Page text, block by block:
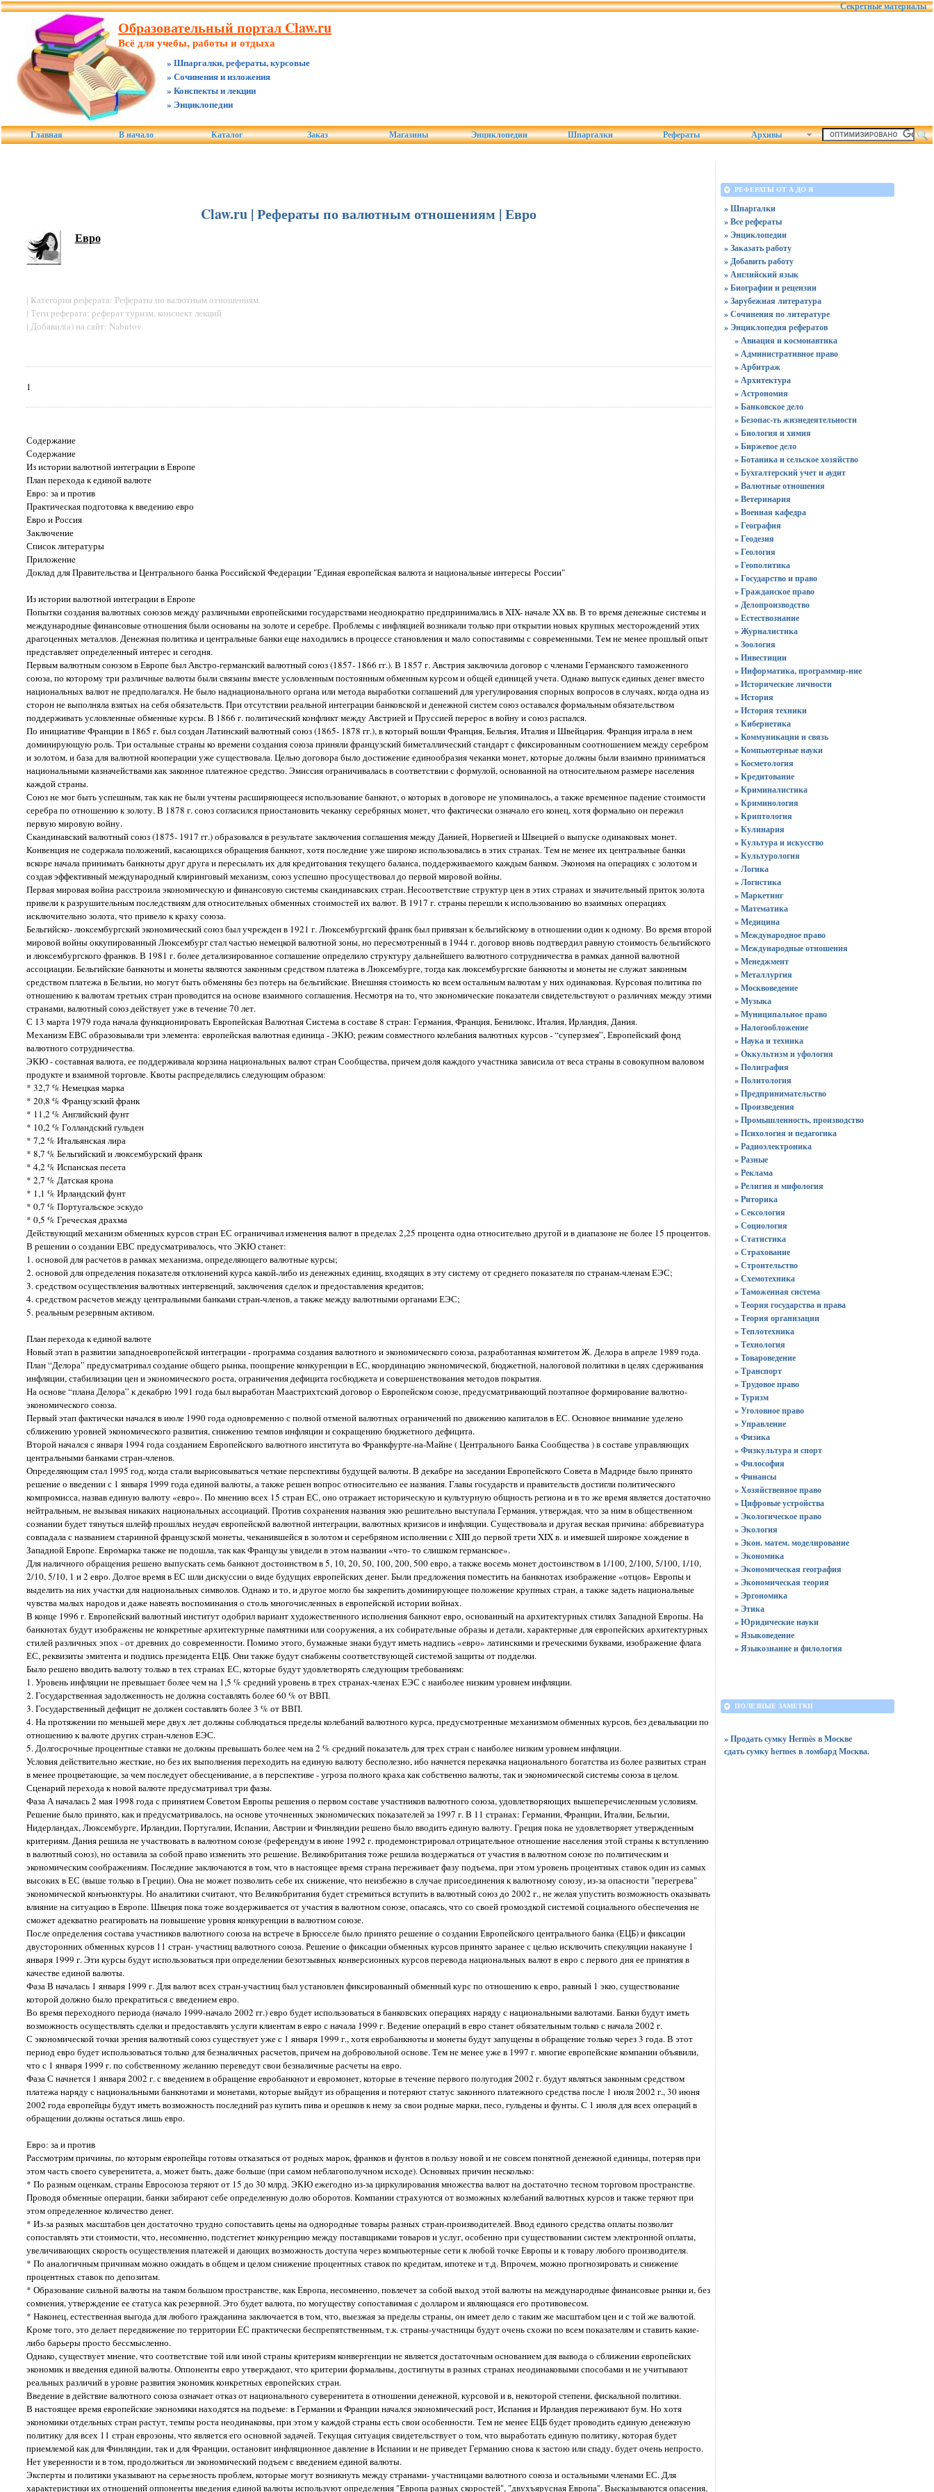
Секретные материалы
Образовательный портал Claw.ru
Всё для учебы, работы и отдыха
» Шпаргалки, рефераты, курсовые
» Сочинения и изложения
» Конспекты и лекции
» Энциклопедии
Главная В начало Каталог Заказ Магазины Энциклопедии Шпаргалки Рефераты Архивы
Claw.ru | Рефераты по валютным отношениям | Евро
Евро
| Категория реферата: Рефераты по валютным отношениям
| Теги реферата: реферат туризм, конспект лекций
| Добавил(а) на сайт: Nabutov.
1
Содержание
Содержание
Из истории валютной интеграции в Европе
План перехода к единой валюте
Евро: за и против
Практическая подготовка к введению евро
Евро и Россия
Заключение
Список литературы
Приложениe
Доклад для Правительства и Центрального банка Российской Федерации "Единая европейская валюта и национальные интересы России"
Из истории валютной интеграции в Европе
Попытки создания валютных союзов между различными европейскими государствами неоднократно предпринимались в XIX- начале XX вв. В то время денежные системы и
международные финансовые отношения были основаны на золоте и серебре. Проблемы с инфляцией возникали только при открытии новых крупных месторождений этих
драгоценных металлов. Денежная политика и центральные банки еще находились в процессе становления и мало сопоставимы с современными. Тем не менее прошлый опыт
представляет определенный интерес и сегодня.
Первым валютным союзом в Европе был Австро-германский валютный союз (1857- 1866 гг.). В 1857 г. Австрия заключила договор с членами Германского таможенного
союза, по которому три различные валюты были связаны вместе условленным постоянным обменным курсом и общей единицей учета. Однако выпуск единых денег вместо
национальных валют не предполагался. Не было наднационального органа или метода выработки соглашений для урегулирования спорных вопросов в случаях, когда одна из
сторон не выполняла взятых на себя обязательств. При отсутствии реальной интеграции банковской и денежной систем союз оставался формальным обязательством
поддерживать условленные обменные курсы. В 1866 г. политический конфликт между Австрией и Пруссией перерос в войну и союз распался.
По инициативе Франции в 1865 г. был создан Латинский валютный союз (1865- 1878 гг.), в который вошли Франция, Бельгия, Италия и Швейцария. Франция играла в нем
доминирующую роль. Три остальные страны ко времени создания союза приняли французский биметаллический стандарт с фиксированным соотношением между серебром
и золотом, и база для валютной кооперации уже существовала. Целью договора было достижение единообразия чеканки монет, которые должны были взаимно приниматься
национальными казначействами как законное платежное средство. Эмиссия ограничивалась в соответствии с формулой, основанной на относительном размере населения
каждой страны.
Союз не мог быть успешным, так как не были учтены расширяющееся использование банкнот, о которых в договоре не упоминалось, а также временное падение стоимости
серебра по отношению к золоту. В 1878 г. союз согласился приостановить чеканку серебряных монет, что фактически означало его конец, хотя формально он пережил
первую мировую войну.
Скандинавский валютный союз (1875- 1917 гг.) образовался в результате заключения соглашения между Данией, Норвегией и Швецией о выпуске одинаковых монет.
Конвенция не содержала положений, касающихся обращения банкнот, хотя последние уже широко использовались в этих странах. Тем не менее их центральные банки
вскоре начала принимать банкноты друг друга и пересылать их для кредитования текущего баланса, поддерживаемого каждым банком. Экономя на операциях с золотом и
создав эффективный международный клиринговый механизм, союз успешно просуществовал до первой мировой войны.
Первая мировая война расстроила экономическую и финансовую системы скандинавских стран. Несоответствие структур цен в этих странах и значительный приток золота
привели к разрушительным последствиям для относительных обменных стоимостей их валют. В 1917 г. страны перешли к использованию во взаимных операциях
исключительно золота, что привело к краху союза.
Бельгийско- люксембургский экономический союз был учрежден в 1921 г. Люксембургский франк был привязан к бельгийскому в отношении один к одному. Во время второй
мировой войны оккупированный Люксембург стал частью немецкой валютной зоны, но пересмотренный в 1944 г. договор вновь подтвердил равную стоимость бельгийского
и люксембургского франков. В 1981 г. более детализированное соглашение определило структуру дальнейшего валютного сотрудничества в рамках данной валютной
ассоциации. Бельгийские банкноты и монеты являются законным средством платежа в Люксембурге, тогда как люксембургские банкноты и монеты не служат законным
средством платежа в Бельгии, но могут быть обменяны без потерь на бельгийские. Внешняя стоимость ко всем остальным валютам у них одинаковая. Курсовая политика по
отношению к валютам третьих стран проводится на основе взаимного соглашения. Несмотря на то, что экономические показатели свидетельствуют о различиях между этими
странами, валютный союз действует уже в течение 70 лет.
С 13 марта 1979 года начала функционировать Европейская Валютная Система в составе 8 стран: Германия, Франция, Бенилюкс, Италия, Ирландия, Дания.
Механизм ЕВС образовывали три элемента: европейская валютная единица - ЭКЮ; режим совместного колебания валютных курсов - “суперзмея”, Европейский фонд
валютного сотрудничества.
ЭКЮ - составная валюта, ее поддерживала корзина национальных валют стран Сообщества, причем доля каждого участника зависила от веса страны в совокупном валовом
продукте и взаимной торговле. Квоты распределялись следующим образом:
* 32,7 % Немецкая марка
* 20,8 % Французский франк
* 11,2 % Английский фунт
* 10,2 % Голландский гульден
* 7,2 % Итальянская лира
* 8,7 % Бельгийский и люксембурский франк
* 4,2 % Испанская песета
* 2,7 % Датская крона
* 1,1 % Ирландский фунт
* 0,7 % Португальское эскудо
* 0,5 % Греческая драхма
Действующий механизм обменных курсов стран ЕС ограничивал изменения валют в пределах 2,25 процента одна относительно другой и в диапазоне не более 15 процентов.
В решении о создании ЕВС предусматривалось, что ЭКЮ станет:
1. основой для расчетов в рамках механизма, определяющего валютные курсы;
2. основой для определения показателя отклонений курса какой-либо из денежных единиц, входящих в эту систему от среднего показателя по странам-членам ЕЭС;
3. средством осуществления валютных интервенций, заключения сделок и предоставления кредитов;
4. средством расчетов между центральными банками стран-членов, а также между валютными органами ЕЭС;
5. реальным резервным активом.
План перехода к единой валюте
Новый этап в развитии западноевропейской интеграции - программа создания валютного и экономического союза, разработанная комитетом Ж. Делора в апреле 1989 года.
План “Делора” предусматривал создание общего рынка, поощрение конкуренции в ЕС, координацию экономической, бюджетной, налоговой политики в целях сдерживания
инфляции, стабилизации цен и экономического роста, ограничения дефицита госбюджета и совершенствования методов покрытия.
На основе “плана Делора” к декабрю 1991 года был выработан Маастрихтский договор о Европейском союзе, предусматривающий поэтапное формирование валютно-
экономического союза.
Первый этап фактически начался в июле 1990 года одновременно с полной отменой валютных ограничений по движению капиталов в ЕС. Основное внимание уделено
сближению уровней экономического развития, снижению темпов инфляции и сокращению бюджетного дефицита.
Второй начался с января 1994 года созданием Европейского валютного института во Франкфурте-на-Майне ( Центрального Банка Сообщества ) в составе управляющих
центральными банками стран-членов.
Определяющим стал 1995 год, когда стали вырисовываться четкие перспективы будущей валюты. В декабре на заседании Европейского Совета в Мадриде было принято
решение о введении с 1 января 1999 года единой валюты, а также решен вопрос относительно ее названия. Главы государств и правительств достигли политического
компромисса, назвав единую валюту «евро». По мнению всех 15 стран ЕС, оно отражает историческую и культурную общность региона и в то же время является достаточно
нейтральным, не вызывая никаких национальных ассоциаций. Против сохранения названия экю решительно выступала Германия, утверждая, что за ним в общественном
сознании будет тянуться шлейф прошлых неудач европейской валютной интеграции, валютных кризисов и инфляции. Существовала и другая веская причина: аббревиатура
совпадала с названием старинной французской монеты, чеканившейся в золотом и серебряном исполнении с XIII до первой трети XIX в. и имевшей широкое хождение в
Западной Европе. Евромарка также не подошла, так как Французы увидели в этом названии «что- то слишком германское».
Для наличного обращения решено выпускать семь банкнот достоинством в 5, 10, 20, 50, 100, 200, 500 евро, а также восемь монет достоинством в 1/100, 2/100, 5/100, 1/10,
2/10, 5/10, 1 и 2 евро. Долгое время в ЕС шли дискуссии о виде будущих европейских денег. Были предложения поместить на банкнотах изображение «отцов» Европы и
выделить на них участки для национальных символов. Однако и то, и другое могло бы закрепить доминирующее положение крупных стран, а также задеть национальные
чувства малых народов и даже навеять воспоминания о столь многочисленных в европейской истории войнах.
В конце 1996 г. Европейский валютный институт одобрил вариант художественного исполнения банкнот евро, основанный на архитектурных стилях Западной Европы. На
банкнотах будут изображены не конкретные архитектурные памятники или сооружения, а их собирательные образы и детали, характерные для европейских архитектурных
стилей различных эпох - от древних до современности. Помимо этого, бумажные знаки будут иметь надпись «евро» латинскими и греческими буквами, изображение флага
ЕС, реквизиты эмитента и подпись президента ЕЦБ. Они также будут снабжены соответствующей системой защиты от подделки.
Было решено вводить валюту только в тех странах ЕС, которые будут удовлетворять следующим требованиям:
1. Уровень инфляции не превышает более чем на 1,5 % средний уровень в трех странах-членах ЕЭС с наиболее низким уровнем инфляции.
2. Государственная задолженность не должна составлять более 60 % от ВВП.
3. Государственный дефицит не должен составлять более 3 % от ВВП.
4. На протяжении по меньшей мере двух лет должны соблюдаться пределы колебаний валютного курса, предусмотренные механизмом обменных курсов, без девальвации по
отношению к валюте других стран-членов ЕЭС.
5. Долгосрочные процентные ставки не должны превышать более чем на 2 % средний показатель для трех стран с наиболее низким уровнем инфляции.
Условия действительно жесткие, но без их выполнения переходить на единую валюту бесполезно, ибо начнется перекачка национального богатства из более развитых стран
в менее процветающие, за чем последует обесценивание, а в перспективе - угроза полного краха как собственно валюты, так и экономической системы союза в целом.
Сценарий перехода к новой валюте предусматривал три фазы.
Фаза А началась 2 мая 1998 года с принятием Советом Европы решения о первом составе участников валютного союза, удовлетворяющих вышеперечисленным условиям.
Решение было принято, как и предусматривалось, на основе уточненных экономических показателей за 1997 г. В 11 странах: Германии, Франции, Италии, Бельгии,
Нидерландах, Люксембурге, Ирландии, Португалии, Испании, Австрии и Финляндии решено было вводить единую валюту. Греция пока не удовлетворяет утвержденным
критериям. Дания решила не участвовать в валютном союзе (референдум в июне 1992 г. продемонстрировал отрицательное отношение населения этой страны к вступлению
в валютный союз), но оставила за собой право изменить это решение. Великобритания тоже решила воздержаться от участия в валютном союзе по политическим и
экономическим соображениям. Последние заключаются в том, что в настоящее время страна переживает фазу подъема, при этом уровень процентных ставок один из самых
высоких в ЕС (выше только в Греции). Она не может позволить себе их снижение, что неизбежно в случае присоединения к валютному союзу, из-за опасности "перегрева"
экономической конъюнктуры. Но аналитики считают, что Великобритания будет стремиться вступить в валютный союз до 2002 г., не желая упустить возможность оказывать
влияние на ситуацию в Европе. Швеция пока тоже воздерживается от участия в валютном союзе, опасаясь, что со своей громоздкой системой социального обеспечения не
сможет адекватно реагировать на повышение уровня конкуренции в валютном союзе.
После определения состава участников валютного союза на встрече в Брюсселе было принято решение о создании Европейского центрального банка (ЕЦБ) и фиксации
двусторонних обменных курсов 11 стран- участниц валютного союза. Решение о фиксации обменных курсов принято заранее с целью исключить спекуляции накануне 1
января 1999 г. Эти курсы будут использоваться при определении безотзывных конверсионных курсов перевода национальных валют в евро с первого дня ее принятия в
качестве единой валюты.
Фаза В началась 1 января 1999 г. Для валют всех стран-участниц был установлен фиксированный обменный курс по отношению к евро, равный 1 экю, существование
которой должно было прекратиться с введением евро.
Во время переходного периода (начало 1999-начало 2002 гг.) евро будет использоваться в банковских операциях наряду с национальными валютами. Банки будут иметь
возможность осуществлять сделки и предоставлять услуги клиентам в евро с начала 1999 г. Ведение операций в евро станет обязательным только с начала 2002 г.
С экономической точки зрения валютный союз существует уже с 1 января 1999 г., хотя евробанкноты и монеты будут запущены в обращение только через 3 года. В этот
период евро будет использоваться только для безналичных расчетов, причем на добровольной основе. Тем не менее уже в 1997 г. многие европейские компании объявили,
что с 1 января 1999 г. по собственному желанию переведут свои безналичные расчеты на евро.
Фаза С начнется 1 января 2002 г. с введением в обращение евробанкнот и евромонет, которые в течение первого полугодия 2002 г. будут являться законным средством
платежа наряду с национальными банкнотами и монетами, которые выйдут из обращения и потеряют статус законного платежного средства после 1 июля 2002 г., 30 июня
2002 года европейцы будут иметь возможность последний раз купить пива и орешков к нему за свои родные марки, песо, гульдены и фунты. С 1 июля для всех операций в
обращении должны остаться лишь евро.
Евро: за и против
Рассмотрим причины, по которым европейцы готовы отказаться от родных марок, франков и фунтов в пользу новой и не совсем понятной денежной единицы, потеряв при
этом часть своего суверенитета, а, может быть, даже больше (при самом неблагополучном исходе). Основных причин несколько:
* По разным оценкам, страны Евросоюза теряют от 15 до 30 млрд. ЭКЮ ежегодно из-за циркулирования множества валют на достаточно тесном торговом пространстве.
Проводя обменные операции, банки забирают себе определенную долю оборотов. Компании страхуются от возможных колебаний валютных курсов и также теряют при
этом определенное количество денег.
* Из-за разных масштабов цен достаточно трудно сопоставить цены на однородные товары разных стран-производителей. Ввод единого средства оплаты позволит
сопоставлять эти стоимости, что, несомненно, подстегнет конкуренцию между поставщиками товаров и услуг, особенно при существовании систем электронной оплаты,
увеличивающих скорость осуществления платежей и дающих возможность доступа через компьютерные сети к любой точке Европы и к товару любого производителя.
* По аналогичным причинам можно ожидать в общем и целом снижение процентных ставок по кредитам, ипотеке и т.д. Впрочем, можно прогнозировать и снижение
процентных ставок по депозитам.
* Образование сильной валюты на таком большом пространстве, как Европа, несомненно, повлечет за собой выход этой валюты на международные финансовые рынки и, без
сомнения, утверждение ее статуса как резервной. Это будет валюта, по могуществу сопоставимая с долларом и являющаяся его противовесом.
* Наконец, естественная выгода для любого гражданина заключается в том, что, выезжая за пределы страны, он имеет дело с таким же масштабом цен и с той же валютой.
Кроме того, это делает передвижение по территории ЕС практически беспрепятственным, т.к. страны-участницы будут очень схожи по всем показателям и ставить какие-
либо барьеры просто бессмысленно.
Однако, существует мнение, что соответствие той или иной страны критериям конвергенции не является достаточным основанием для вывода о сближении европейских
экономик и введения единой валюты. Оппоненты евро утверждают, что критерии формальны, достигнуты в разных странах неодинаковыми способами и не учитывают
реальных различий в уровне развития экономик конкретных европейских стран.
Введение в действие валютного союза означает отказ от национального суверенитета в отношении денежной, курсовой и в, некоторой степени, фискальной политики.
В настоящее время европейские экономики находятся на подъеме: в Германии и Франции начался экономический рост, Испания и Ирландия переживают бум. Но хотя
экономики отдельных стран растут, темпы роста неодинаковы, при этом у каждой страны есть свои особенности. Тем не менее ЕЦБ будет проводить единую денежную
политику для всех 11 стран еврозоны, что является его основной задачей. Текущая ситуация свидетельствует о том, что выработать единую политику, которая будет
приемлемой как для Финляндии, так и для Франции, остановит инфляционное давление в Испании и не приведет Германию снова к застою или спаду, будет очень непросто.
Нет уверенности и в том, продолжиться ли экономический подъем с введением единой валюты.
Эксперты и политики указывают на серьезность проблем, которые могут возникнуть между странами- участницами валютного союза и остальными членами ЕС. Для
характеристики их отношений оппоненты введения единой валюты используют определения "Европа разных скоростей", "двухъярусная Европа". Высказываются опасения,
РЕФЕРАТЫ ОТ А ДО Я
» Шпаргалки
» Все рефераты
» Энциклопедии
» Заказать работу
» Добавить работу
» Английский язык
» Биографии и рецензии
» Зарубежная литература
» Сочинения по литературе
» Энциклопедия рефератов
» Авиация и космонавтика
» Административное право
» Арбитраж
» Архитектура
» Астрономия
» Банковское дело
» Безопас-ть жизнедеятельности
» Биология и химия
» Биржевое дело
» Ботаника и сельское хозяйство
» Бухгалтерский учет и аудит
» Валютные отношения
» Ветеринария
» Военная кафедра
» География
» Геодезия
» Геология
» Геополитика
» Государство и право
» Гражданское право
» Делопроизводство
» Естествознание
» Журналистика
» Зоология
» Инвестиции
» Информатика, программир-ние
» Исторические личности
» История
» История техники
» Кибернетика
» Коммуникации и связь
» Компьютерные науки
» Косметология
» Кредитование
» Криминалистика
» Криминология
» Криптология
» Кулинария
» Культура и искусство
» Культурология
» Логика
» Логистика
» Маркетинг
» Математика
» Медицина
» Международное право
» Международные отношения
» Менеджмент
» Металлургия
» Москвоведение
» Музыка
» Муниципальное право
» Налогообложение
» Наука и техника
» Оккультизм и уфология
» Полиграфия
» Политология
» Предпринимательство
» Произведения
» Промышленность, производство
» Психология и педагогика
» Радиоэлектроника
» Разные
» Реклама
» Религия и мифология
» Риторика
» Сексология
» Социология
» Статистика
» Страхование
» Строительство
» Схемотехника
» Таможенная система
» Теория государства и права
» Теория организации
» Теплотехника
» Технология
» Товароведение
» Транспорт
» Трудовое право
» Туризм
» Уголовное право
» Управление
» Физика
» Физкультура и спорт
» Философия
» Финансы
» Хозяйственное право
» Цифровые устройства
» Экологическое право
» Экология
» Экон. матем. моделирование
» Экономика
» Экономическая география
» Экономическая теория
» Эргономика
» Этика
» Юридические науки
» Языковедение
» Языкознание и филология
ПОЛЕЗНЫЕ ЗАМЕТКИ
Продать сумку Hermès в Москве
сдать сумку hermes в ломбард Москва.